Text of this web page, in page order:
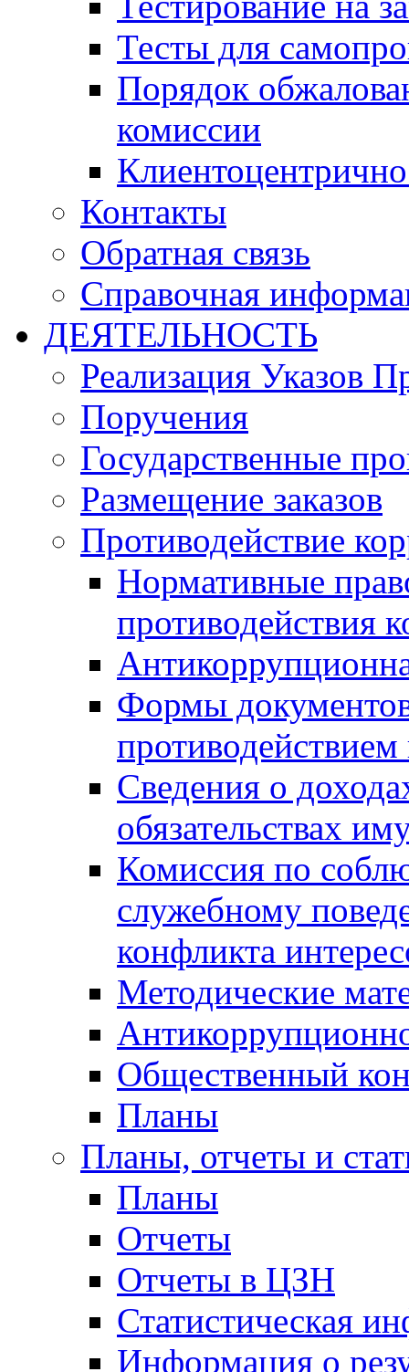
Тесты для
Порядок
комиссии
Контакты
Обратная связь
Справочная
ДЕЯТЕЛЬНОСТЬ
Реализация Указов
Поручения
Государственные
Размещение заказов
Противодействие
Нормативные
противодействия
Формы
Сведения о
обязательствах
Комиссия по
служебному
конфликта
Методические
Общественный
Планы
Планы, отчеты и
Планы
Отчеты
Отчеты в ЦЗН
Статистическая
Информация о